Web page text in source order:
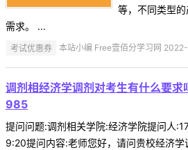
等，不同类型
需求。 ...
考试优惠券 本站小编 Free壹佰分学习网
调剂相经济学调剂对考生有什么要求
985
提问问题:调剂相关学院:经济学院提问人
9:20提问内容:老师您好，请问贵校经济学